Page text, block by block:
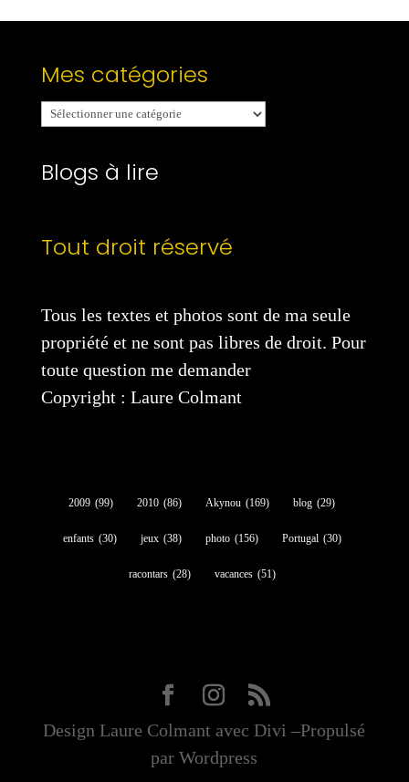
Mes catégories
Mes
catégories
Blogs à lire
Tout droit réservé
Tous les textes et photos sont de ma seule
propriété et ne sont pas libres de droit. Pour
toute question me demander
Copyright : Laure Colmant
2009 (99) 2010 (86) Akynou (169) blog (29)
enfants (30) jeux (38) photo (156) Portugal (30)
racontars (28) vacances (51)
Design Laure Colmant avec Divi –Propulsé
par Wordpress